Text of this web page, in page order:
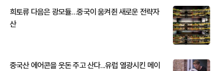
희토류 다음은 광모듈…중국이 움켜쥔 새로운 전략자
산
중국산 에어콘을 웃돈 주고 산다...유럽 열광시킨 메이